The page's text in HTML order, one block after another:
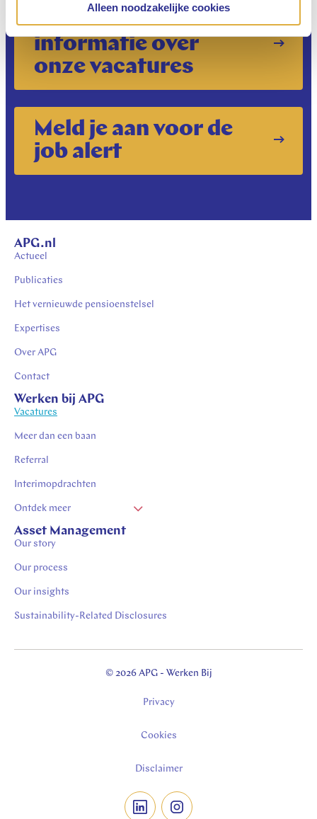
Alleen noodzakelijke cookies
Belangrijke
informatie over
onze vacatures
Meld je aan voor de
job alert
APG.nl
Actueel
Publicaties
Het vernieuwde pensioenstelsel
Expertises
Over APG
Contact
Werken bij APG
Vacatures
Meer dan een baan
Referral
Interimopdrachten
Ontdek meer
Vacatures Zuid Limburg
Stages in Zuid-Limburg
Vacatures Heerlen
Asset Management
Our story
Our process
Our insights
Sustainability-Related Disclosures
© 2026 APG - Werken Bij
Privacy
Cookies
Disclaimer